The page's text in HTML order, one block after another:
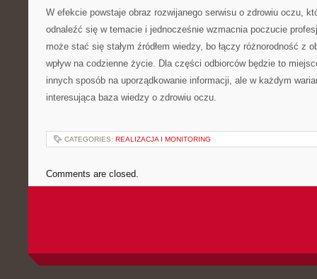
W efekcie powstaje obraz rozwijanego serwisu o zdrowiu oczu,
odnaleźć się w temacie i jednocześnie wzmacnia poczucie
może stać się stałym źródłem wiedzy, bo łączy różnorodność z
wpływ na codzienne życie. Dla części odbiorców będzie to
innych sposób na uporządkowanie informacji, ale w każdym
interesująca baza wiedzy o zdrowiu oczu.
CATEGORIES: REALIZACJA I MONITORING
Comments are closed.